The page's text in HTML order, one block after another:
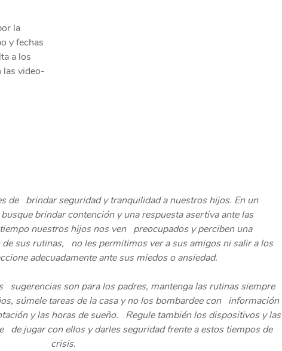
la
y fechas
a los
las video-
de   brindar seguridad y tranquilidad a nuestros hijos. En un
brindar contención y una respuesta asertiva ante las
nuestros hijos nos ven   preocupados y perciben una
sus rutinas,   no les permitimos ver a sus amigos ni salir a los
adecuadamente ante sus miedos o ansiedad.
sugerencias son para los padres, mantenga las rutinas siempre
súmele tareas de la casa y no los bombardee con   información
y las horas de sueño.   Regule también los dispositivos y las
de jugar con ellos y darles seguridad frente a estos tiempos de
crisis.